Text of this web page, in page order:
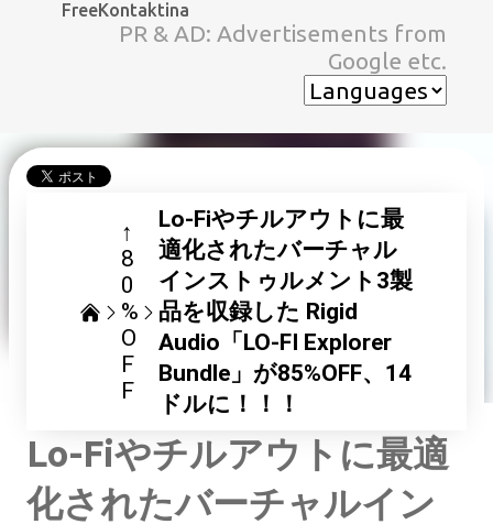
スキップしてメイン コンテンツに移動
FreeKontaktina
PR & AD: Advertisements from
Google etc.
↑
8
0
%
O
F
F
Lo-Fiやチルアウトに最
適化されたバーチャル
インストゥルメント3製
品を収録した Rigid
Audio「LO-FI Explorer
Bundle」が85%OFF、14
ドルに！！！
Lo-Fiやチルアウトに最適
化されたバーチャルイン